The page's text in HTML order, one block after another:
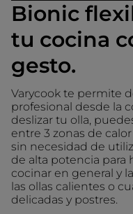
Bionic
tu cocina
gesto.
Varycook te permite
profesional desde la
deslizar tu olla,
entre 3 zonas de
sin necesidad de
de alta potencia para
cocinar en general y
las ollas calientes o
delicadas y postres.